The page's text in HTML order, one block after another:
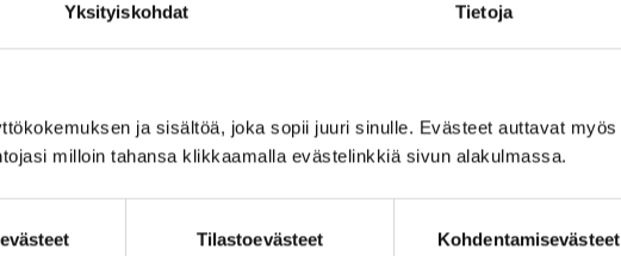
Yksityiskohdat Tietoja
ja sisältöä, joka sopii juuri sinulle. Evästeet auttavat myös
milloin tahansa klikkaamalla evästelinkkiä sivun alakulmassa.
Tilastoevästeet Kohdentamisevästeet